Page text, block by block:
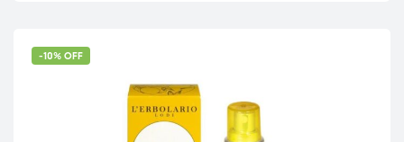
-10% OFF